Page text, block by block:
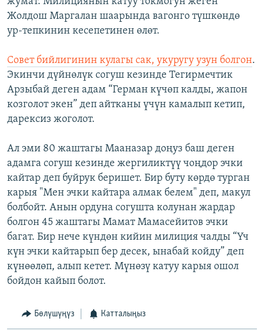
Жолдош Маргалан шаарында вагонго түшкөндө
ур-тепкинин кесепетинен өлөт.
Совет бийлигинин кулагы сак, укуругу узун болгон.
Экинчи дүйнөлүк согуш кезинде Тегирмечтик
Арзыбай деген адам “Герман күчөп калды, жапон
козголот экен” деп айтканы үчүн камалып кетип,
дарексиз жоголот.
Ал эми 80 жаштагы Мааназар доңуз баш деген
адамга согуш кезинде жергиликтүү чоңдор эчки
кайтар деп буйрук беришет. Бир буту көрдө турган
карыя "Мен эчки кайтара алмак белем" деп, макул
болбойт. Анын ордуна согушта колунан жардар
болгон 45 жаштагы Мамат Мамасейитов эчки
багат. Бир нече күндөн кийин милиция чалды “Үч
күн эчки кайтарып бер десек, ынабай койду” деп
күнөөлөп, алып кетет. Мүнөзү катуу карыя ошол
бойдон кайып болот.
Бөлүшүңүз Катталыңыз